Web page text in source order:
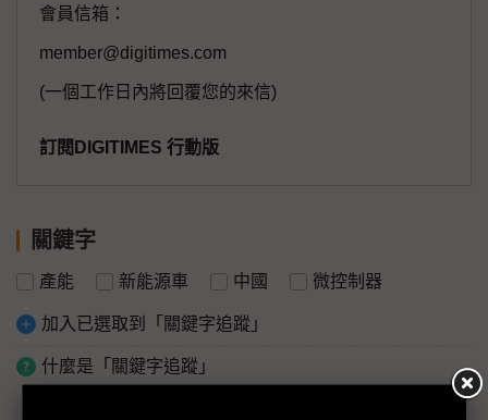
會員信箱：
member@digitimes.com
(一個工作日內將回覆您的來信)
訂閱DIGITIMES 行動版
關鍵字
產能 新能源車 中國 微控制器
加入已選取到「關鍵字追蹤」
什麼是「關鍵字追蹤」